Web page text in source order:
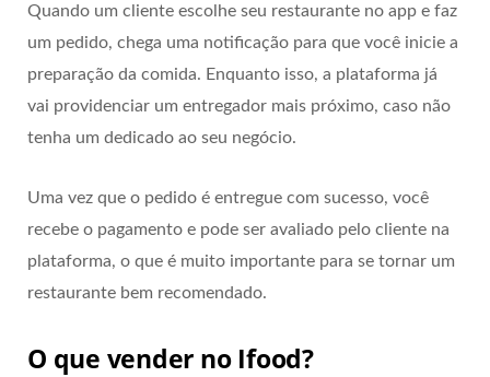
Quando um cliente escolhe seu restaurante no app e faz
um pedido, chega uma notificação para que você inicie a
preparação da comida. Enquanto isso, a plataforma já
vai providenciar um entregador mais próximo, caso não
tenha um dedicado ao seu negócio.
Uma vez que o pedido é entregue com sucesso, você
recebe o pagamento e pode ser avaliado pelo cliente na
plataforma, o que é muito importante para se tornar um
restaurante bem recomendado.
O que vender no Ifood?